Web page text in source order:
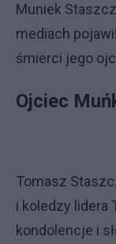
Muniek
mediach
śmierci jego
Ojciec
Tomasz
i koledzy lidera
kondolencje i